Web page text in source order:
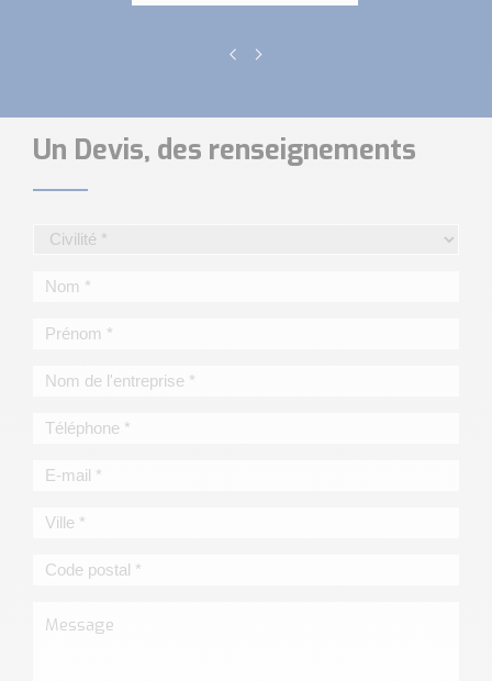
Un Devis, des renseignements